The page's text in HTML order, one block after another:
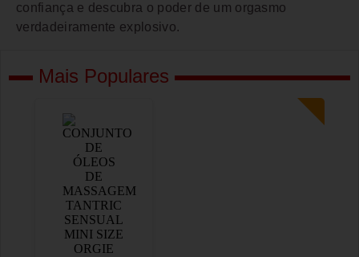
confiança e descubra o poder de um orgasmo
verdadeiramente explosivo.
Mais Populares